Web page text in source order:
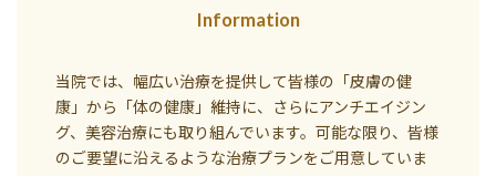
Information
当院では、幅広い治療を提供して皆様の「皮膚の健
康」から「体の健康」維持に、さらにアンチエイジン
グ、美容治療にも取り組んでいます。可能な限り、皆様
のご要望に沿えるような治療プランをご用意していま